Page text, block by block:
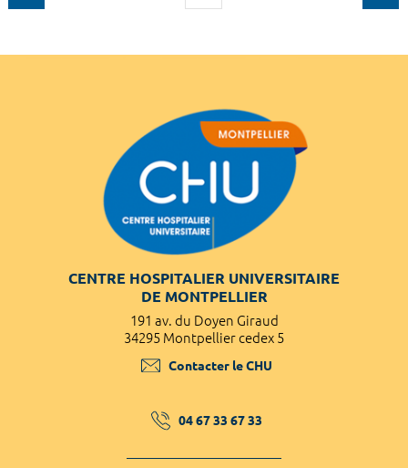
CENTRE HOSPITALIER UNIVERSITAIRE
DE MONTPELLIER
191 av. du Doyen Giraud
34295 Montpellier cedex 5
Contacter le CHU
04 67 33 67 33